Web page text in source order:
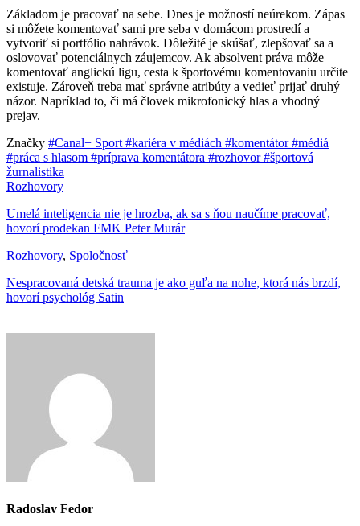
Základom je pracovať na sebe. Dnes je možností neúrekom. Zápas
si môžete komentovať sami pre seba v domácom prostredí a
vytvoriť si portfólio nahrávok. Dôležité je skúšať, zlepšovať sa a
oslovovať potenciálnych záujemcov. Ak absolvent práva môže
komentovať anglickú ligu, cesta k športovému komentovaniu určite
existuje. Zároveň treba mať správne atribúty a vedieť prijať druhý
názor. Napríklad to, či má človek mikrofonický hlas a vhodný
prejav.
Značky #Canal+ Sport #kariéra v médiách #komentátor#médiá
#práca s hlasom #príprava komentátora #rozhovor#športová
žurnalistika
Rozhovory
Umelá inteligencia nie je hrozba, ak sa s ňou naučíme pracovať,
hovorí prodekan FMK Peter Murár
Rozhovory, Spoločnosť
Nespracovaná detská trauma je ako guľa na nohe, ktorá nás brzdí,
hovorí psychológ Satin
Radoslav Fedor